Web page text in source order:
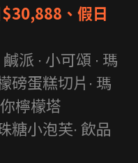
、假日
派 ∙ 小可頌 ∙ 瑪
磅蛋糕切片∙ 瑪
檸檬塔
糖小泡芙∙ 飲品